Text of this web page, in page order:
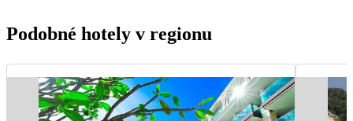
Podobné hotely v regionu